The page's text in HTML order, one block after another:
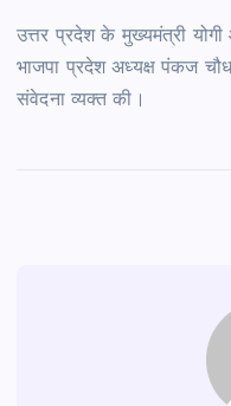
उत्तर प्रदेश के मुख्यमंत्री
भाजपा प्रदेश अध्यक्ष पंकज
संवेदना व्यक्त की।